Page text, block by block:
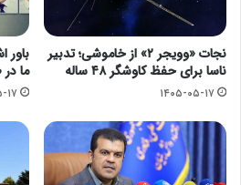
نجات «وویجر ۲» از خاموشی؛ تدبیر
ناسا برای حفظ کاوشگر ۴۸ ساله
۱۴۰۵-۰۵-۱۷
باور
ما